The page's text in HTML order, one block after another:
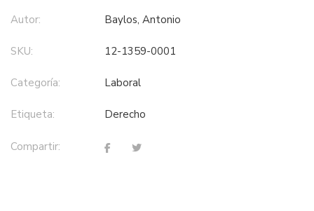
Autor: Baylos, Antonio
SKU: 12-1359-0001
Categoría: laboral
Etiqueta: derecho
Compartir: